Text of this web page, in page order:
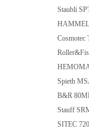
Staubli
Cosmotec
Spieth
B&R
Stauff
SITEC